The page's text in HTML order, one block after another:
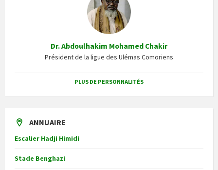
Dr. Abdoulhakim Mohamed Chakir
Président de la ligue des Ulémas Comoriens
PLUS DE PERSONNALITÉS
ANNUAIRE
Escalier Hadji Himidi
Stade Benghazi